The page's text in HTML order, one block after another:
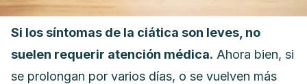
Si los síntomas de la ciática son leves, no
suelen requerir atención médica. Ahora bien, si
se prolongan por varios días, o se vuelven más